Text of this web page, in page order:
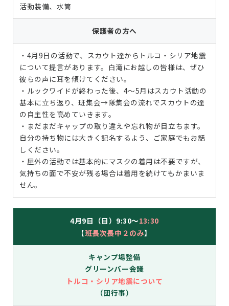
活動装備、水筒
保護者の方へ
・4月9日の活動で、スカウト達からトルコ・シリア地震
について提言があります。白滝にお越しの皆様は、ぜひ
彼らの声に耳を傾けてください。
・ルックワイドが終わった後、4～5月はスカウト活動の
基本に立ち返り、班集会→隊集会の流れでスカウトの達
の自主性を高めていきます。
・まだまだキャップの取り違えや忘れ物が目立ちます。
自分の持ち物には大きく記名するよう、ご家庭でもお話
しください。
・屋外の活動では基本的にマスクの着用は不要ですが、
気持ちの面で不安が残る場合は着用を続けてもかまいま
せん。
4月9日（日）9:30～13:30
【班長次長中２のみ】
キャンプ場整備
グリーンバー会議
トルコ・シリア地震について
（団行事）